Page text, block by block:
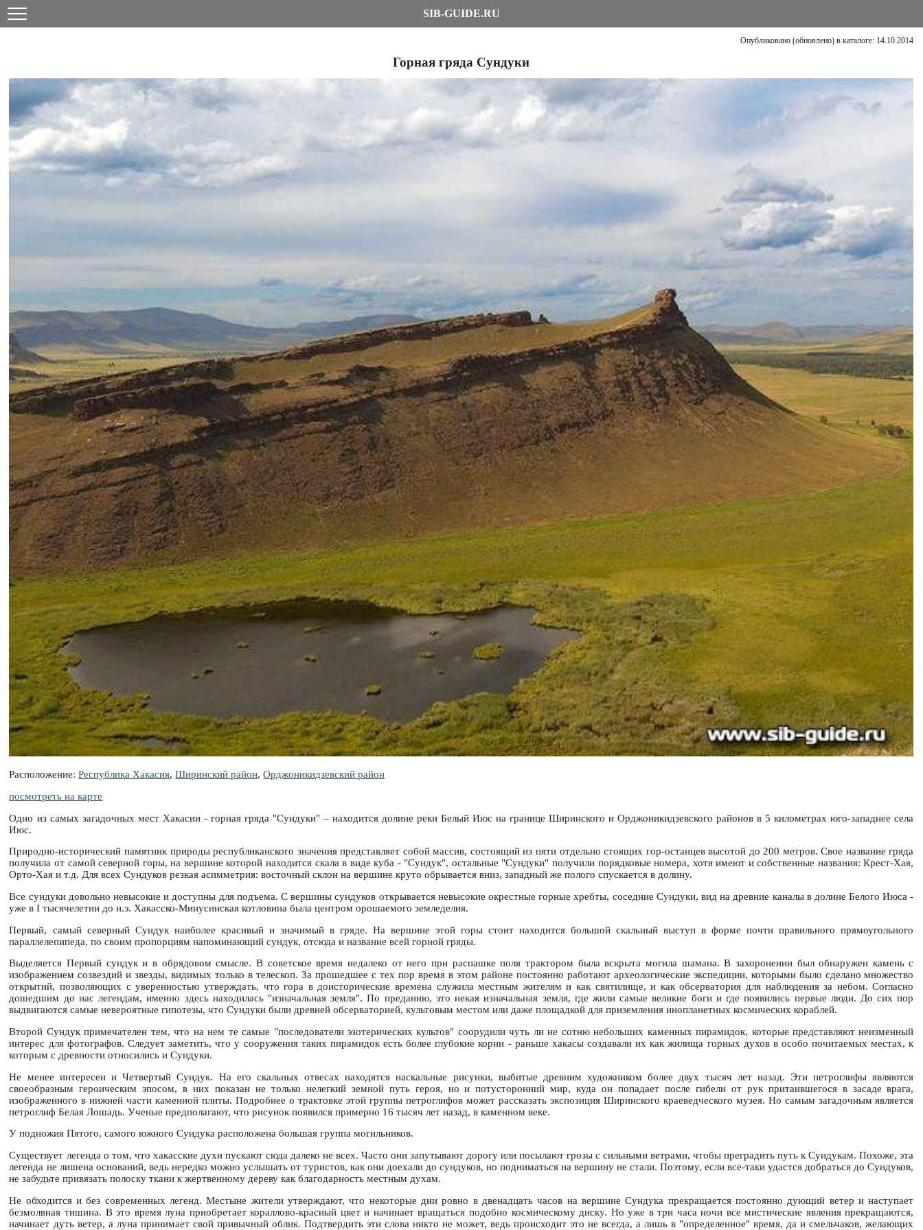
SIB-GUIDE.RU
Опубликовано (обновлено) в каталоге: 14.10.2014
Горная гряда Сундуки
Расположение:Республика Хакасия,Ширинский район,Орджоникидзевский район
посмотреть на карте
Одно из самых загадочных мест Хакасии - горная гряда "Сундуки" – находится долине реки Белый Июс на границе Ширинского и Орджоникидзевского районов в 5 километрах юго-западнее села
Июс.
Природно-исторический памятник природы республиканского значения представляет собой массив, состоящий из пяти отдельно стоящих гор-останцев высотой до 200 метров. Свое название гряда
получила от самой северной горы, на вершине которой находится скала в виде куба - "Сундук", остальные "Сундуки" получили порядковые номера, хотя имеют и собственные названия: Крест-Хая,
Орто-Хая и т.д. Для всех Сундуков резкая асимметрия: восточный склон на вершине круто обрывается вниз, западный же полого спускается в долину.
Все сундуки довольно невысокие и доступны для подъема. С вершины сундуков открывается невысокие окрестные горные хребты, соседние Сундуки, вид на древние каналы в долине Белого Июса -
уже в I тысячелетии до н.э. Хакасско-Минусинская котловина была центром орошаемого земледелия.
Первый, самый северный Сундук наиболее красивый и значимый в гряде. На вершине этой горы стоит находится большой скальный выступ в форме почти правильного прямоугольного
параллелепипеда, по своим пропорциям напоминающий сундук, отсюда и название всей горной гряды.
Выделяется Первый сундук и в обрядовом смысле. В советское время недалеко от него при распашке поля трактором была вскрыта могила шамана. В захоронении был обнаружен камень с
изображением созвездий и звезды, видимых только в телескоп. За прошедшее с тех пор время в этом районе постоянно работают археологические экспедиции, которыми было сделано множество
открытий, позволяющих с уверенностью утверждать, что гора в доисторические времена служила местным жителям и как святилище, и как обсерватория для наблюдения за небом. Согласно
дошедшим до нас легендам, именно здесь находилась "изначальная земля". По преданию, это некая изначальная земля, где жили самые великие боги и где появились первые люди. До сих пор
выдвигаются самые невероятные гипотезы, что Сундуки были древней обсерваторией, культовым местом или даже площадкой для приземления инопланетных космических кораблей.
Второй Сундук примечателен тем, что на нем те самые "последователи эзотерических культов" соорудили чуть ли не сотню небольших каменных пирамидок, которые представляют неизменный
интерес для фотографов. Следует заметить, что у сооружения таких пирамидок есть более глубокие корни - раньше хакасы создавали их как жилища горных духов в особо почитаемых местах, к
которым с древности относились и Сундуки.
Не менее интересен и Четвертый Сундук. На его скальных отвесах находятся наскальные рисунки, выбитые древним художником более двух тысяч лет назад. Эти петроглифы являются
своеобразным героическим эпосом, в них показан не только нелегкий земной путь героя, но и потусторонний мир, куда он попадает после гибели от рук притаившегося в засаде врага,
изображенного в нижней части каменной плиты. Подробнее о трактовке этой группы петроглифов может рассказать экспозиция Ширинского краеведческого музея. Но самым загадочным является
петроглиф Белая Лошадь. Ученые предполагают, что рисунок появился примерно 16 тысяч лет назад, в каменном веке.
У подножия Пятого, самого южного Сундука расположена большая группа могильников.
Существует легенда о том, что хакасские духи пускают сюда далеко не всех. Часто они запутывают дорогу или посылают грозы с сильными ветрами, чтобы преградить путь к Сундукам. Похоже, эта
легенда не лишена оснований, ведь нередко можно услышать от туристов, как они доехали до сундуков, но подниматься на вершину не стали. Поэтому, если все-таки удастся добраться до Сундуков,
не забудьте привязать полоску ткани к жертвенному дереву как благодарность местным духам.
Не обходится и без современных легенд. Местыне жители утверждают, что некоторые дни ровно в двенадцать часов на вершине Сундука прекращается постоянно дующий ветер и наступает
безмолвная тишина. В это время луна приобретает кораллово-красный цвет и начинает вращаться подобно космическому диску. Но уже в три часа ночи все мистические явления прекращаются,
начинает дуть ветер, а луна принимает свой привычный облик. Подтвердить эти слова никто не может, ведь происходит это не всегда, а лишь в "определенное" время, да и смельчаков, желающих